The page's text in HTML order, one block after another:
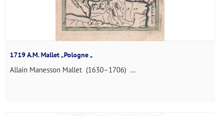
1719 A.M. Mallet „Pologne „
Allain Manesson Mallet (1630–1706) ...